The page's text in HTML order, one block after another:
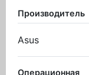
Производитель
Asus
Операционная